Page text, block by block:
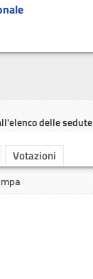
delle sedute
Votazioni